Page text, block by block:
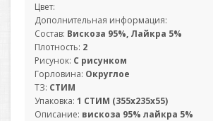
Цвет:
Дополнительная информация:
Состав: Вискоза 95%, Лайкра 5%
Плотность: 2
Рисунок: С рисунком
Горловина: Округлое
ТЗ: СТИМ
Упаковка: 1 СТИМ (355х235х55)
Описание: вискоза 95% лайкра 5%